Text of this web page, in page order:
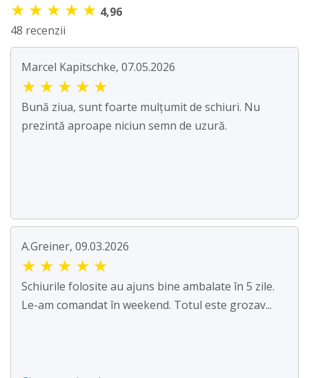
★ ★ ★ ★ ★ 4,96
48 recenzii
Marcel Kapitschke, 07.05.2026
★ ★ ★ ★ ★
Bună ziua, sunt foarte mulțumit de schiuri. Nu
prezintă aproape niciun semn de uzură.
A.Greiner, 09.03.2026
★ ★ ★ ★ ★
Schiurile folosite au ajuns bine ambalate în 5 zile.
Le-am comandat în weekend. Totul este grozav...